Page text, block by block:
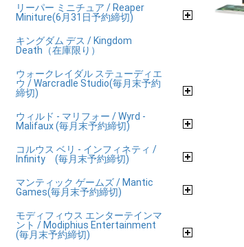
リーパー ミニチュア / Reaper
Miniture(6月31日予約締切)
キングダム デス / Kingdom
Death（在庫限り）
ウォークレイダル ステューディエ
ウ / Warcradle Studio(毎月末予約
締切)
ウィルド - マリフォー / Wyrd -
Malifaux (毎月末予約締切)
コルウス ベリ - インフィネティ /
Infinity (毎月末予約締切)
マンティック ゲームズ / Mantic
Games(毎月末予約締切)
モディフィウス エンターテインマ
ント / Modiphius Entertainment
(毎月末予約締切)